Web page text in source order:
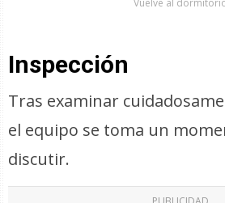
Vuelve al
Inspección
Tras examinar
el equipo se toma un
discutir.